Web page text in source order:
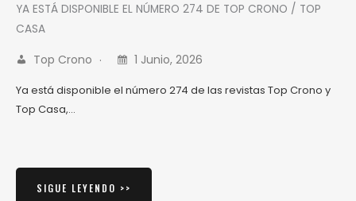
YA ESTÁ DISPONIBLE EL NÚMERO 274 DE TOP CRONO / TOP
CASA
Top Crono 1 Junio, 2026
Ya está disponible el número 274 de las revistas Top Crono y
Top Casa,…
SIGUE LEYENDO >>